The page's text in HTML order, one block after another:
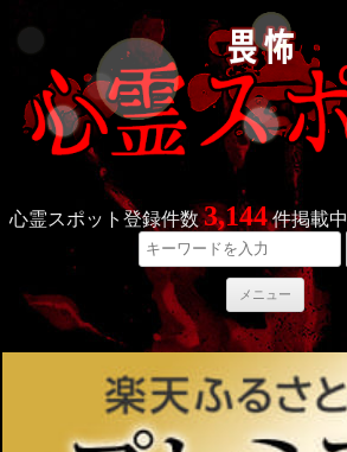
心霊スポット登録件数3,144件掲載中
メニュー
コ
ン
テ
ン
へ
ス
キ
ッ